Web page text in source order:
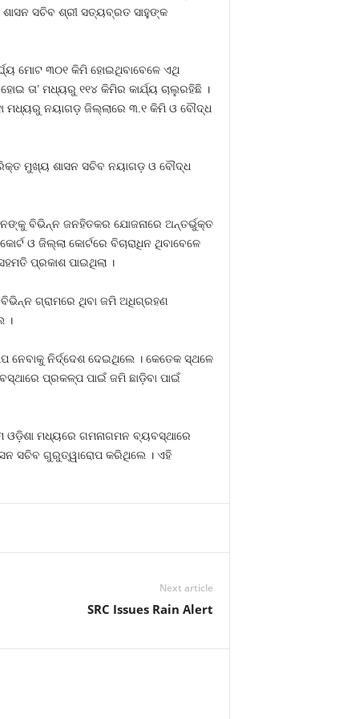
ସଚିବ ଶ୍ରୀ ସତ୍ୟବ୍ରତ ସାହୁଙ୍କ
ମୋଟ ୩୦୧ କିମି ହୋଇଥିବାବେଳେ ଏଥି
ତା’ ମଧ୍ୟରୁ ୧୧୪ କିମିର କାର୍ଯ୍ୟ ଚାଲୁରହିଛି ।
ମଧ୍ୟରୁ ନୟାଗଡ଼ ଜିଲ୍ଲାରେ ୩.୧ କିମି ଓ ବୌଦ୍ଧ
ମୁଖ୍ୟ ଶାସନ ସଚିବ ନୟାଗଡ଼ ଓ ବୌଦ୍ଧ
ବିଭିନ୍ନ ଜନହିତକର ଯୋଜନାରେ ଅନ୍ତର୍ଭୁକ୍ତ
ଓ ଜିଲ୍ଲା କୋର୍ଟରେ ବିଚାରାଧିନ ଥିବାବେଳେ
ପ୍ରକାଶ ପାଇଥିଲା ।
ଗ୍ରାମରେ ଥିବା ଜମି ଅଧିଗ୍ରହଣ
।
ନିର୍ଦ୍ଦେଶ ଦେଇଥିଲେ । କେତେକ ସ୍ଥଳେ
ପ୍ରକଳ୍ପ ପାଇଁ ଜମି ଛାଡ଼ିବା ପାଇଁ
ଓଡ଼ିଶା ମଧ୍ୟରେ ଗମନାଗମନ ବ୍ୟବସ୍ଥାରେ
ସଚିବ ଗୁରୁତ୍ୱାରୋପ କରିଥିଲେ । ଏହି
Next article
SRC Issues Rain Alert